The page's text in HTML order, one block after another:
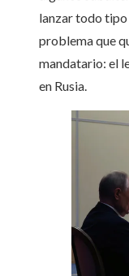
lanzar todo tipo
problema que
mandatario: el
en Rusia.